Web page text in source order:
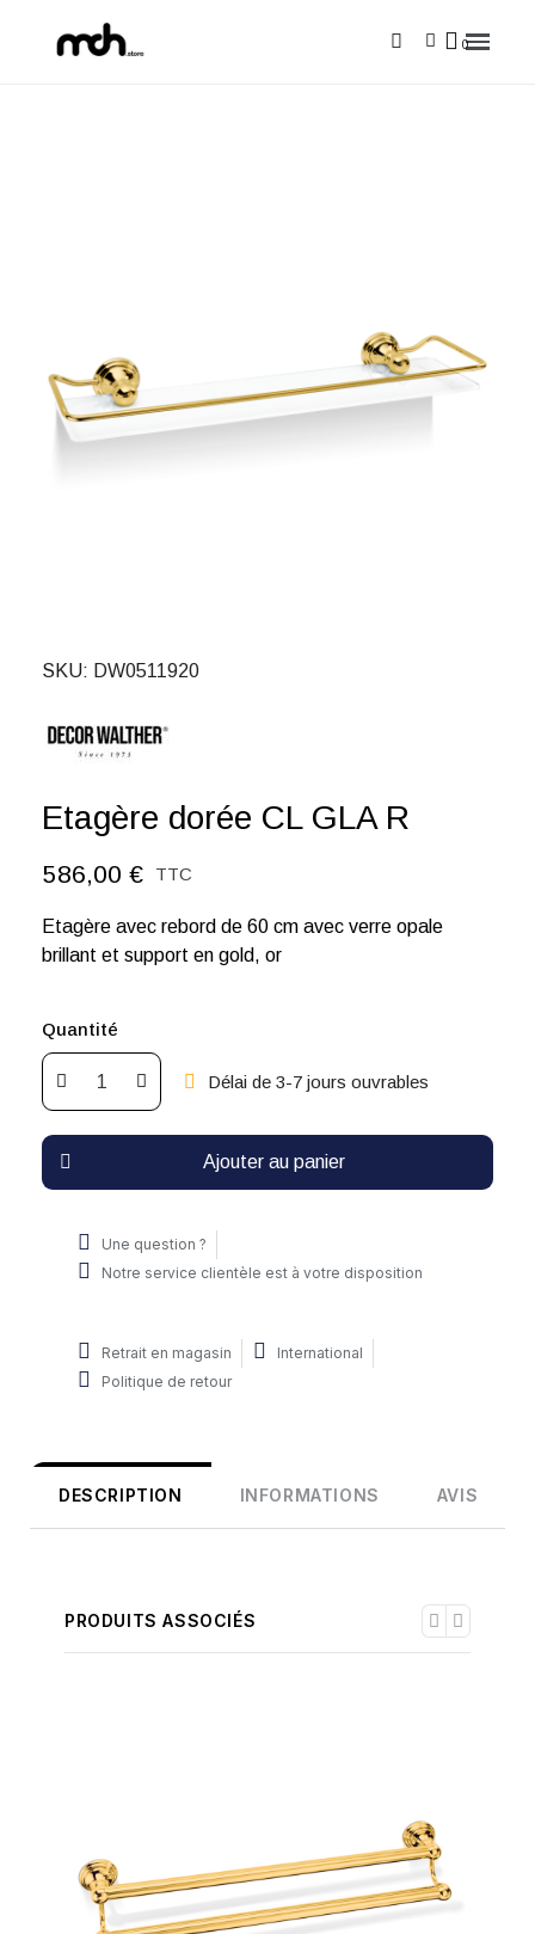
SKU DW0511920
Etagère dorée CL GLA R
586,00 € TTC
Etagère avec rebord de 60 cm avec verre opale
brillant et support en gold, or
Quantité
Délai de 3-7 jours ouvrables
Ajouter au panier
Une question ?
Notre service clientèle est à votre disposition
Retrait en magasin
International
Politique de retour
DESCRIPTION INFORMATIONS AVIS
PRODUITS ASSOCIÉS